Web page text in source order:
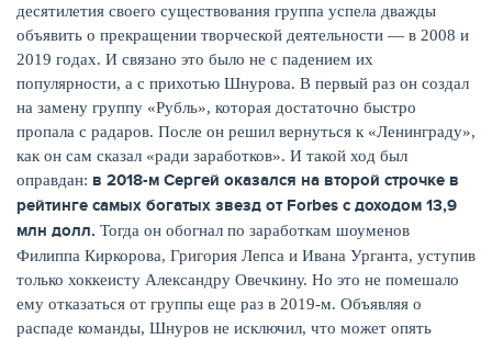
РЕЙТИНГ БАНКОВ
десятилетия своего существования группа успела дважды
объявить о прекращении творческой деятельности — в 2008 и
2019 годах. И связано это было не с падением их
популярности, а с прихотью Шнурова. В первый раз он создал
на замену группу «Рубль», которая достаточно быстро
пропала с радаров. После он решил вернуться к «Ленинграду»,
как он сам сказал «ради заработков». И такой ход был
оправдан: в 2018-м Сергей оказался на второй строчке в
рейтинге самых богатых звезд от Forbes с доходом 13,9
млн долл. Тогда он обогнал по заработкам шоуменов
Филиппа Киркорова, Григория Лепса и Ивана Урганта, уступив
только хоккеисту Александру Овечкину. Но это не помешало
ему отказаться от группы еще раз в 2019-м. Объявляя о
распаде команды, Шнуров не исключил, что может опять